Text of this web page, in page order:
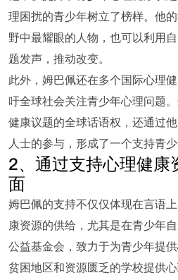
理困扰的青少年树立了榜样。他
野中最耀眼的人物，也可以利用
题发声，推动改变。
此外，姆巴佩还在多个国际心理
吁全球社会关注青少年心理问题
健康议题的全球话语权，还通过
人士的参与，形成了一个支持青
2、通过支持心理健康
面
姆巴佩的支持不仅仅体现在言语
康资源的供给，尤其是在青少年
公益基金会，致力于为青少年提
贫困地区和资源匮乏的学校提供